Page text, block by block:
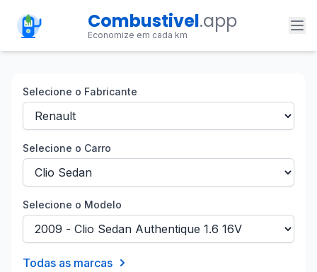
Combustivel.app
Economize em cada km
Selecione o Fabricante
Selecione o Carro
Selecione o Modelo
Todas as marcas